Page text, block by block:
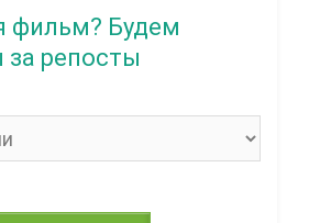
фильм? Будем
за репосты